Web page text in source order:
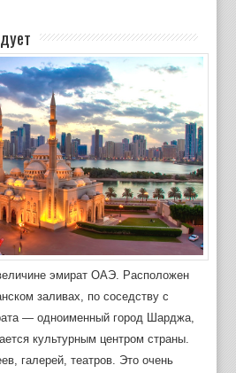
эмират ОАЭ. Расположен
заливах, по соседству с
— одноименный город Шарджа,
культурным центром страны.
галерей, театров. Это очень